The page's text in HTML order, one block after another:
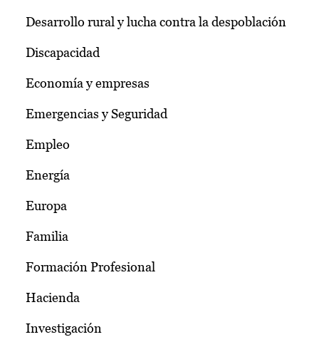
Desarrollo rural y lucha contra la despoblación
Discapacidad
Economía y empresas
Emergencias y Seguridad
Empleo
Energía
Europa
Familia
Formación Profesional
Hacienda
Investigación